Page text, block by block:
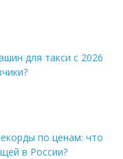
для такси с 2026
по ценам: что
в России?